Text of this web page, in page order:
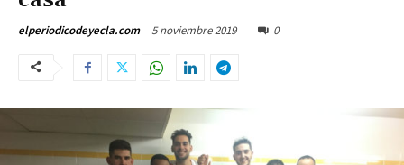
elperiodicodeyecla.com 5 noviembre 2019 0